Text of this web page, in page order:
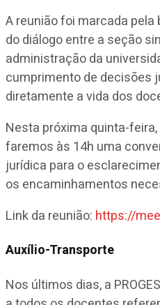
A reunião foi marcada
do diálogo entre a seção
administração da
cumprimento de decisões
diretamente a vida dos
Nesta próxima quinta-
faremos às 14h uma
jurídica para o
os encaminhamentos
Link da reunião: https://
Auxílio-Transporte
Nos últimos dias, a